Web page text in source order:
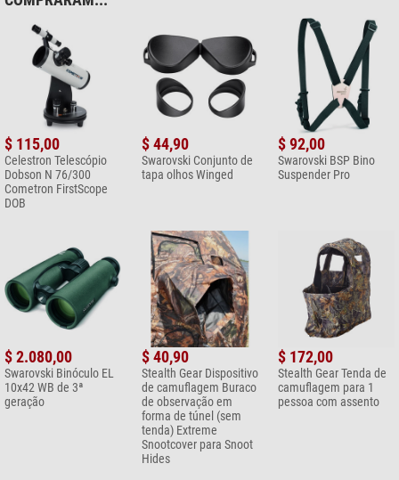
Conteúdo da embalagem:
Tenda de camuflagem
Saco de transporte
6 estacas
Nosso comentário experiente:
Dica:Melhore a camuflagem utilizando materiais naturais, por
exemplo, não construa a tenda diretamente na transição entre a
floresta e a orla do campo, mas deixe o padrão de camuflagem
baixos em primeiro plano!
Para camuflar ainda melhor o seu equipamento, recomendamos a
utilização adicional de umapequena rede de camuflagemou fita de
camuflagemStealth Gear Fita de camuflagem 5m x 50mm.
(Stefan Rieger)
$ 115,00
Celestron Telescópio
Dobson N 76/300
Cometron FirstScope
DOB
$ 44,90
Swarovski Conjunto de
tapa olhos Winged
$ 92,00
Swarovski BSP Bino
Suspender Pro
$ 2.080,00
Swarovski Binóculo EL
10x42 WB de 3ª
geração
$ 40,90
Stealth Gear Dispositivo
de camuflagem Buraco
de observação em
forma de túnel (sem
tenda) Extreme
Snootcover para Snoot
Hides
$ 172,00
Stealth Gear Tenda de
camuflagem para 1
pessoa com assento